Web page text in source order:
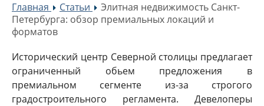
Главная »Статьи »
Элитная недвижимость Санкт-
Петербурга: обзор премиальных локаций и
форматов
Исторический центр Северной столицы предлагает
ограниченный обьем предложения в
премиальном сегменте из-за строгого
градостроительного регламента. Девелоперы